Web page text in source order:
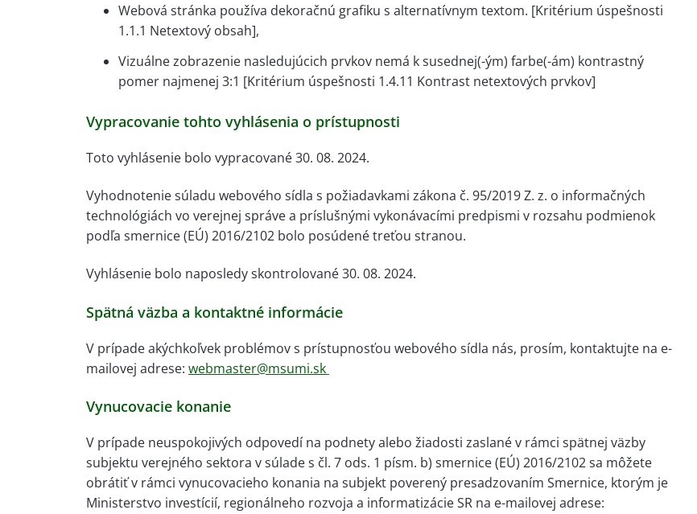
Webová stránka používa dekoračnú grafiku s alternatívnym textom. [Kritérium úspešnosti
1.1.1 Netextový obsah],
Vizuálne zobrazenie nasledujúcich prvkov nemá k susednej(-ým) farbe(-ám) kontrastný
pomer najmenej 3:1 [Kritérium úspešnosti 1.4.11 Kontrast netextových prvkov]
Vypracovanie tohto vyhlásenia o prístupnosti
Toto vyhlásenie bolo vypracované 30. 08. 2024.
Vyhodnotenie súladu webového sídla s požiadavkami zákona č. 95/2019 Z. z. o informačných
technológiách vo verejnej správe a príslušnými vykonávacími predpismi v rozsahu podmienok
podľa smernice (EÚ) 2016/2102 bolo posúdené treťou stranou.
Vyhlásenie bolo naposledy skontrolované 30. 08. 2024.
Spätná väzba a kontaktné informácie
V prípade akýchkoľvek problémov s prístupnosťou webového sídla nás, prosím, kontaktujte na e-
mailovej adrese: webmaster@msumi.sk
Vynucovacie konanie
V prípade neuspokojivých odpovedí na podnety alebo žiadosti zaslané v rámci spätnej väzby
subjektu verejného sektora v súlade s čl. 7 ods. 1 písm. b) smernice (EÚ) 2016/2102 sa môžete
obrátiť v rámci vynucovacieho konania na subjekt poverený presadzovaním Smernice, ktorým je
Ministerstvo investícií, regionálneho rozvoja a informatizácie SR na e-mailovej adrese: